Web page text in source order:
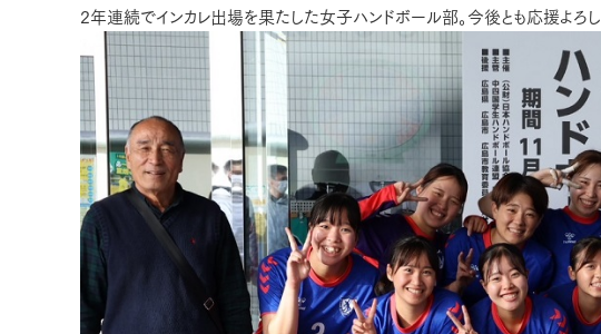
2年連続でインカレ出場を果たした女子ハンドボール部。今後とも応援よろし